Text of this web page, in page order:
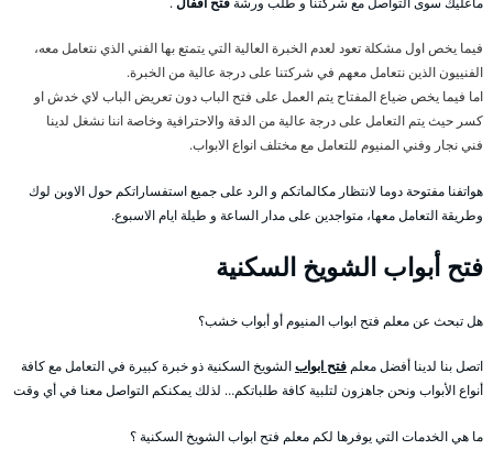
فيما يخص اول مشكلة تعود لعدم الخبرة العالية التي يتمتع بها الفني الذي نتعامل معه،
الفنييون الذين نتعامل معهم في شركتنا على درجة عالية من الخبرة.
اما فيما يخص ضياع المفتاح يتم العمل على فتح الباب دون تعريض الباب لاي خدش او
كسر حيث يتم التعامل على درجة عالية من الدقة والاحترافية وخاصة اننا نشغل لدينا
فني نجار وفني المنيوم للتعامل مع مختلف انواع الابواب.
هواتفنا مفتوحة دوما لانتظار مكالماتكم و الرد على جميع استفساراتكم حول الاوبن لوك
وطريقة التعامل معها، متواجدين على مدار الساعة و طيلة ايام الاسبوع.
فتح أبواب الشويخ السكنية
هل تبحث عن معلم فتح ابواب المنيوم أو أبواب خشب؟
اتصل بنا لدينا أفضل معلمفتح ابوابالشويخ السكنية ذو خبرة كبيرة في التعامل مع كافة
أنواع الأبواب ونحن جاهزون لتلبية كافة طلباتكم… لذلك يمكنكم التواصل معنا في أي وقت
ما هي الخدمات التي يوفرها لكم معلم فتح ابواب الشويخ السكنية ؟